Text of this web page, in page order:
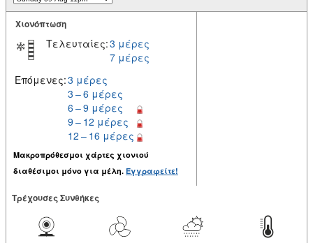
Χιονόπτωση
Τελευταίες:3 μέρες
7 μέρες
Επόμενες:3 μέρες
3 – 6 μέρες
6 – 9 μέρες
9 – 12 μέρες
12 – 16 μέρες
Μακροπρόθεσμοι χάρτες χιονιού
διαθέσιμοι μόνο για μέλη. Εγγραφείτε!
Tρέχουσες Συνθήκες